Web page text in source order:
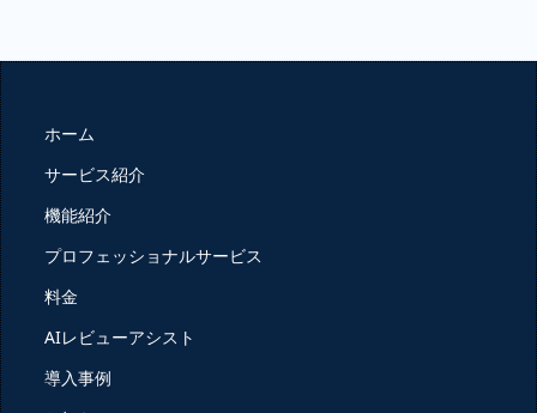
ホーム
サービス紹介
機能紹介
プロフェッショナルサービス
料金
AIレビューアシスト
導入事例